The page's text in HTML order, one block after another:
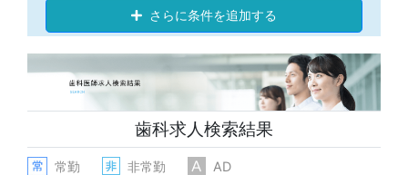
さらに条件を追加する
歯科求人検索結果
常勤 非常勤 AD